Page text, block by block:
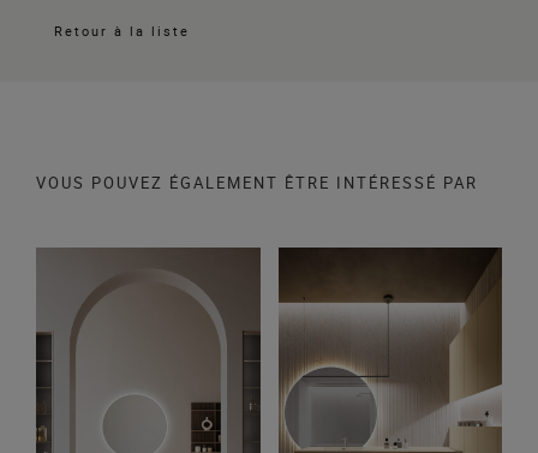
Retour à la liste
VOUS POUVEZ ÉGALEMENT ÊTRE INTÉRESSÉ PAR